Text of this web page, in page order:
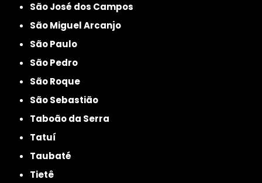
São José dos Campos
São Miguel Arcanjo
São Paulo
São Pedro
São Roque
São Sebastião
Taboão da Serra
Tatuí
Taubaté
Tietê